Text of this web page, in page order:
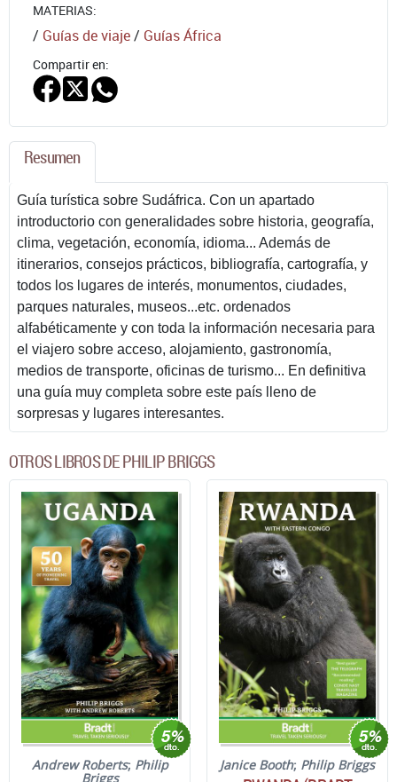
MATERIAS:
/ Guías de viaje/ Guías África
Compartir en:
Resumen
Guía turística sobre Sudáfrica. Con un apartado
introductorio con generalidades sobre historia, geografía,
clima, vegetación, economía, idioma... Además de
itinerarios, consejos prácticos, bibliografía, cartografía, y
todos los lugares de interés, monumentos, ciudades,
parques naturales, museos...etc. ordenados
alfabéticamente y con toda la información necesaria para
el viajero sobre acceso, alojamiento, gastronomía,
medios de transporte, oficinas de turismo... En definitiva
una guía muy completa sobre este país lleno de
sorpresas y lugares interesantes.
OTROS LIBROS DE PHILIP BRIGGS
Andrew Roberts; Philip
Briggs
Janice Booth; Philip Briggs